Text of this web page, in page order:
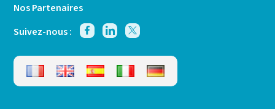
Nos Partenaires
Suivez-nous :